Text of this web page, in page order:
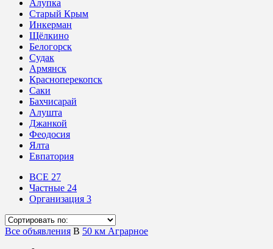
Алупка
Старый Крым
Инкерман
Щёлкино
Белогорск
Судак
Армянск
Красноперекопск
Саки
Бахчисарай
Алушта
Джанкой
Феодосия
Ялта
Евпатория
ВСЕ 27
Частные 24
Организация 3
Все объявления В 50 км Аграрное